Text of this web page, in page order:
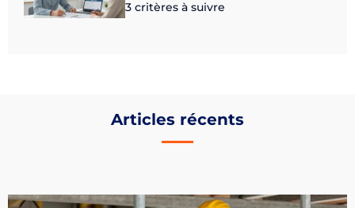
3 critères à suivre
Articles récents